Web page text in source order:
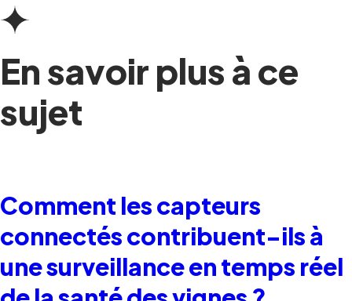
En savoir plus à ce
sujet
Comment les capteurs
connectés contribuent-ils à
une surveillance en temps réel